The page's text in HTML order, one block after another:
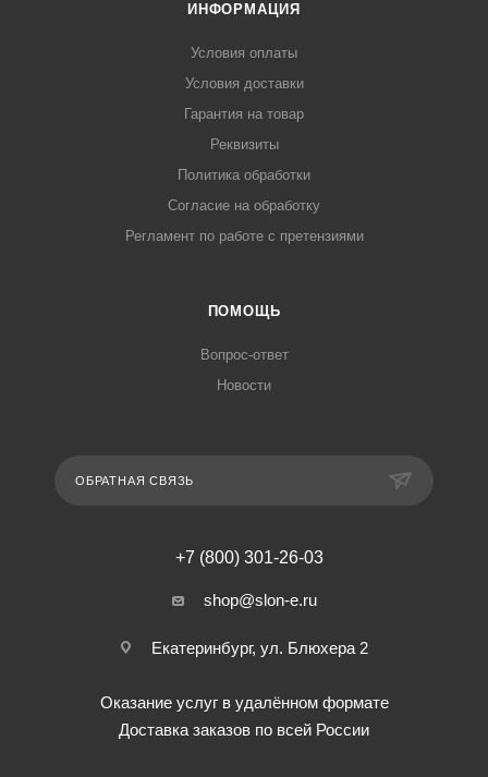
ИНФОРМАЦИЯ
Условия оплаты
Условия доставки
Гарантия на товар
Реквизиты
Политика обработки
Согласие на обработку
Регламент по работе с претензиями
ПОМОЩЬ
Вопрос-ответ
Новости
ОБРАТНАЯ СВЯЗЬ
+7 (800) 301-26-03
shop@slon-e.ru
Екатеринбург, ул. Блюхера 2
Оказание услуг в удалённом формате
Доставка заказов по всей России